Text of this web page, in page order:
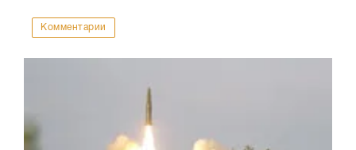
Комментарии